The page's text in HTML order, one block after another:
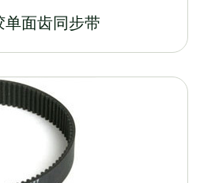
单面齿同步带